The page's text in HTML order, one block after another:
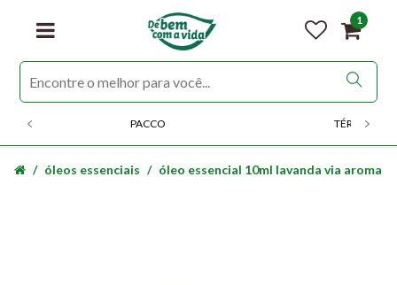
1
PACCO TÉRMICOS
óleos essenciais óleo essencial 10ml lavanda via aroma